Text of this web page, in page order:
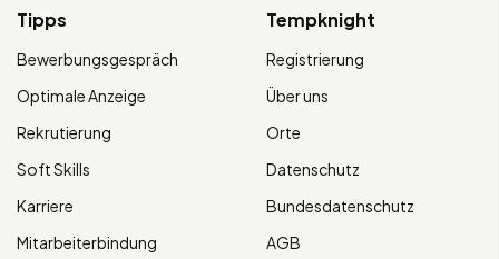
Tipps
Bewerbungsgespräch
Optimale Anzeige
Rekrutierung
Soft Skills
Karriere
Mitarbeiterbindung
Tempknight
Registrierung
Über uns
Orte
Datenschutz
Bundesdatenschutz
AGB